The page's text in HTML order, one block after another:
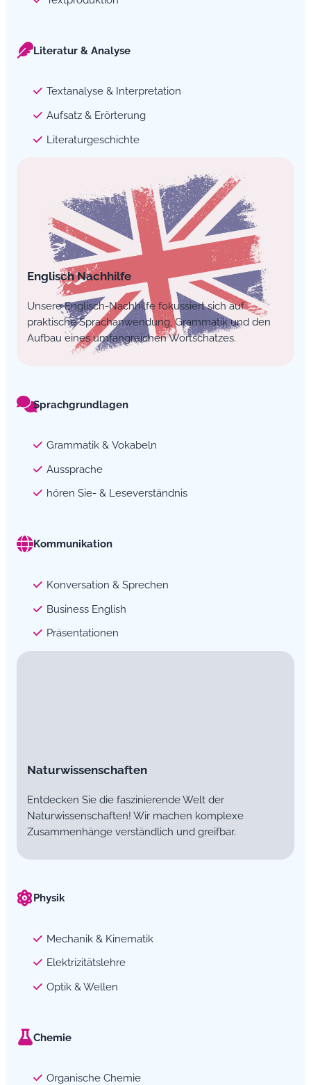
Literatur & Analyse
Textanalyse & Interpretation
Aufsatz & Erörterung
Literaturgeschichte
Englisch Nachhilfe
Unsere Englisch-Nachhilfe fokussiert sich auf
praktische Sprachanwendung, Grammatik und den
Aufbau eines umfangreichen Wortschatzes.
Sprachgrundlagen
Grammatik & Vokabeln
Aussprache
hören Sie- & Leseverständnis
Kommunikation
Konversation & Sprechen
Business English
Präsentationen
Naturwissenschaften
Entdecken Sie die faszinierende Welt der
Naturwissenschaften! Wir machen komplexe
Zusammenhänge verständlich und greifbar.
Physik
Mechanik & Kinematik
Elektrizitätslehre
Optik & Wellen
Chemie
Organische Chemie